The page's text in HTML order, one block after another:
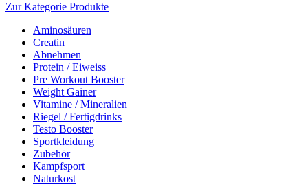
Zur Kategorie Produkte
Aminosäuren
Creatin
Abnehmen
Protein / Eiweiss
Pre Workout Booster
Weight Gainer
Vitamine / Mineralien
Riegel / Fertigdrinks
Testo Booster
Sportkleidung
Zubehör
Kampfsport
Naturkost